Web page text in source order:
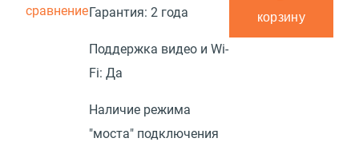
сравнениеГарантия: 2 года
Поддержка видео и Wi-
Fi: Да
Наличие режима
"моста" подключения
корзину